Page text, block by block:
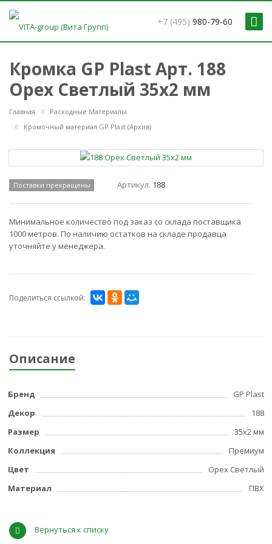
+7 (495) 980-79-60
Кромка GP Plast Арт. 188
Орех Светлый 35x2 мм
Главная
Расходные Материалы
Кромочный материал GP Plast (Архив)
Поставки прекращены Артикул: 188
Минимальное количество под заказ со склада поставщика
1000 метров. По наличию остатков на складе продавца
уточняйте у менеджера.
Поделиться ссылкой:
Описание
Бренд
GP Plast
Декор
188
Размер
35x2 мм
Коллекция
Премиум
Цвет
Орех Светлый
Материал
ПВХ
Вернуться к списку